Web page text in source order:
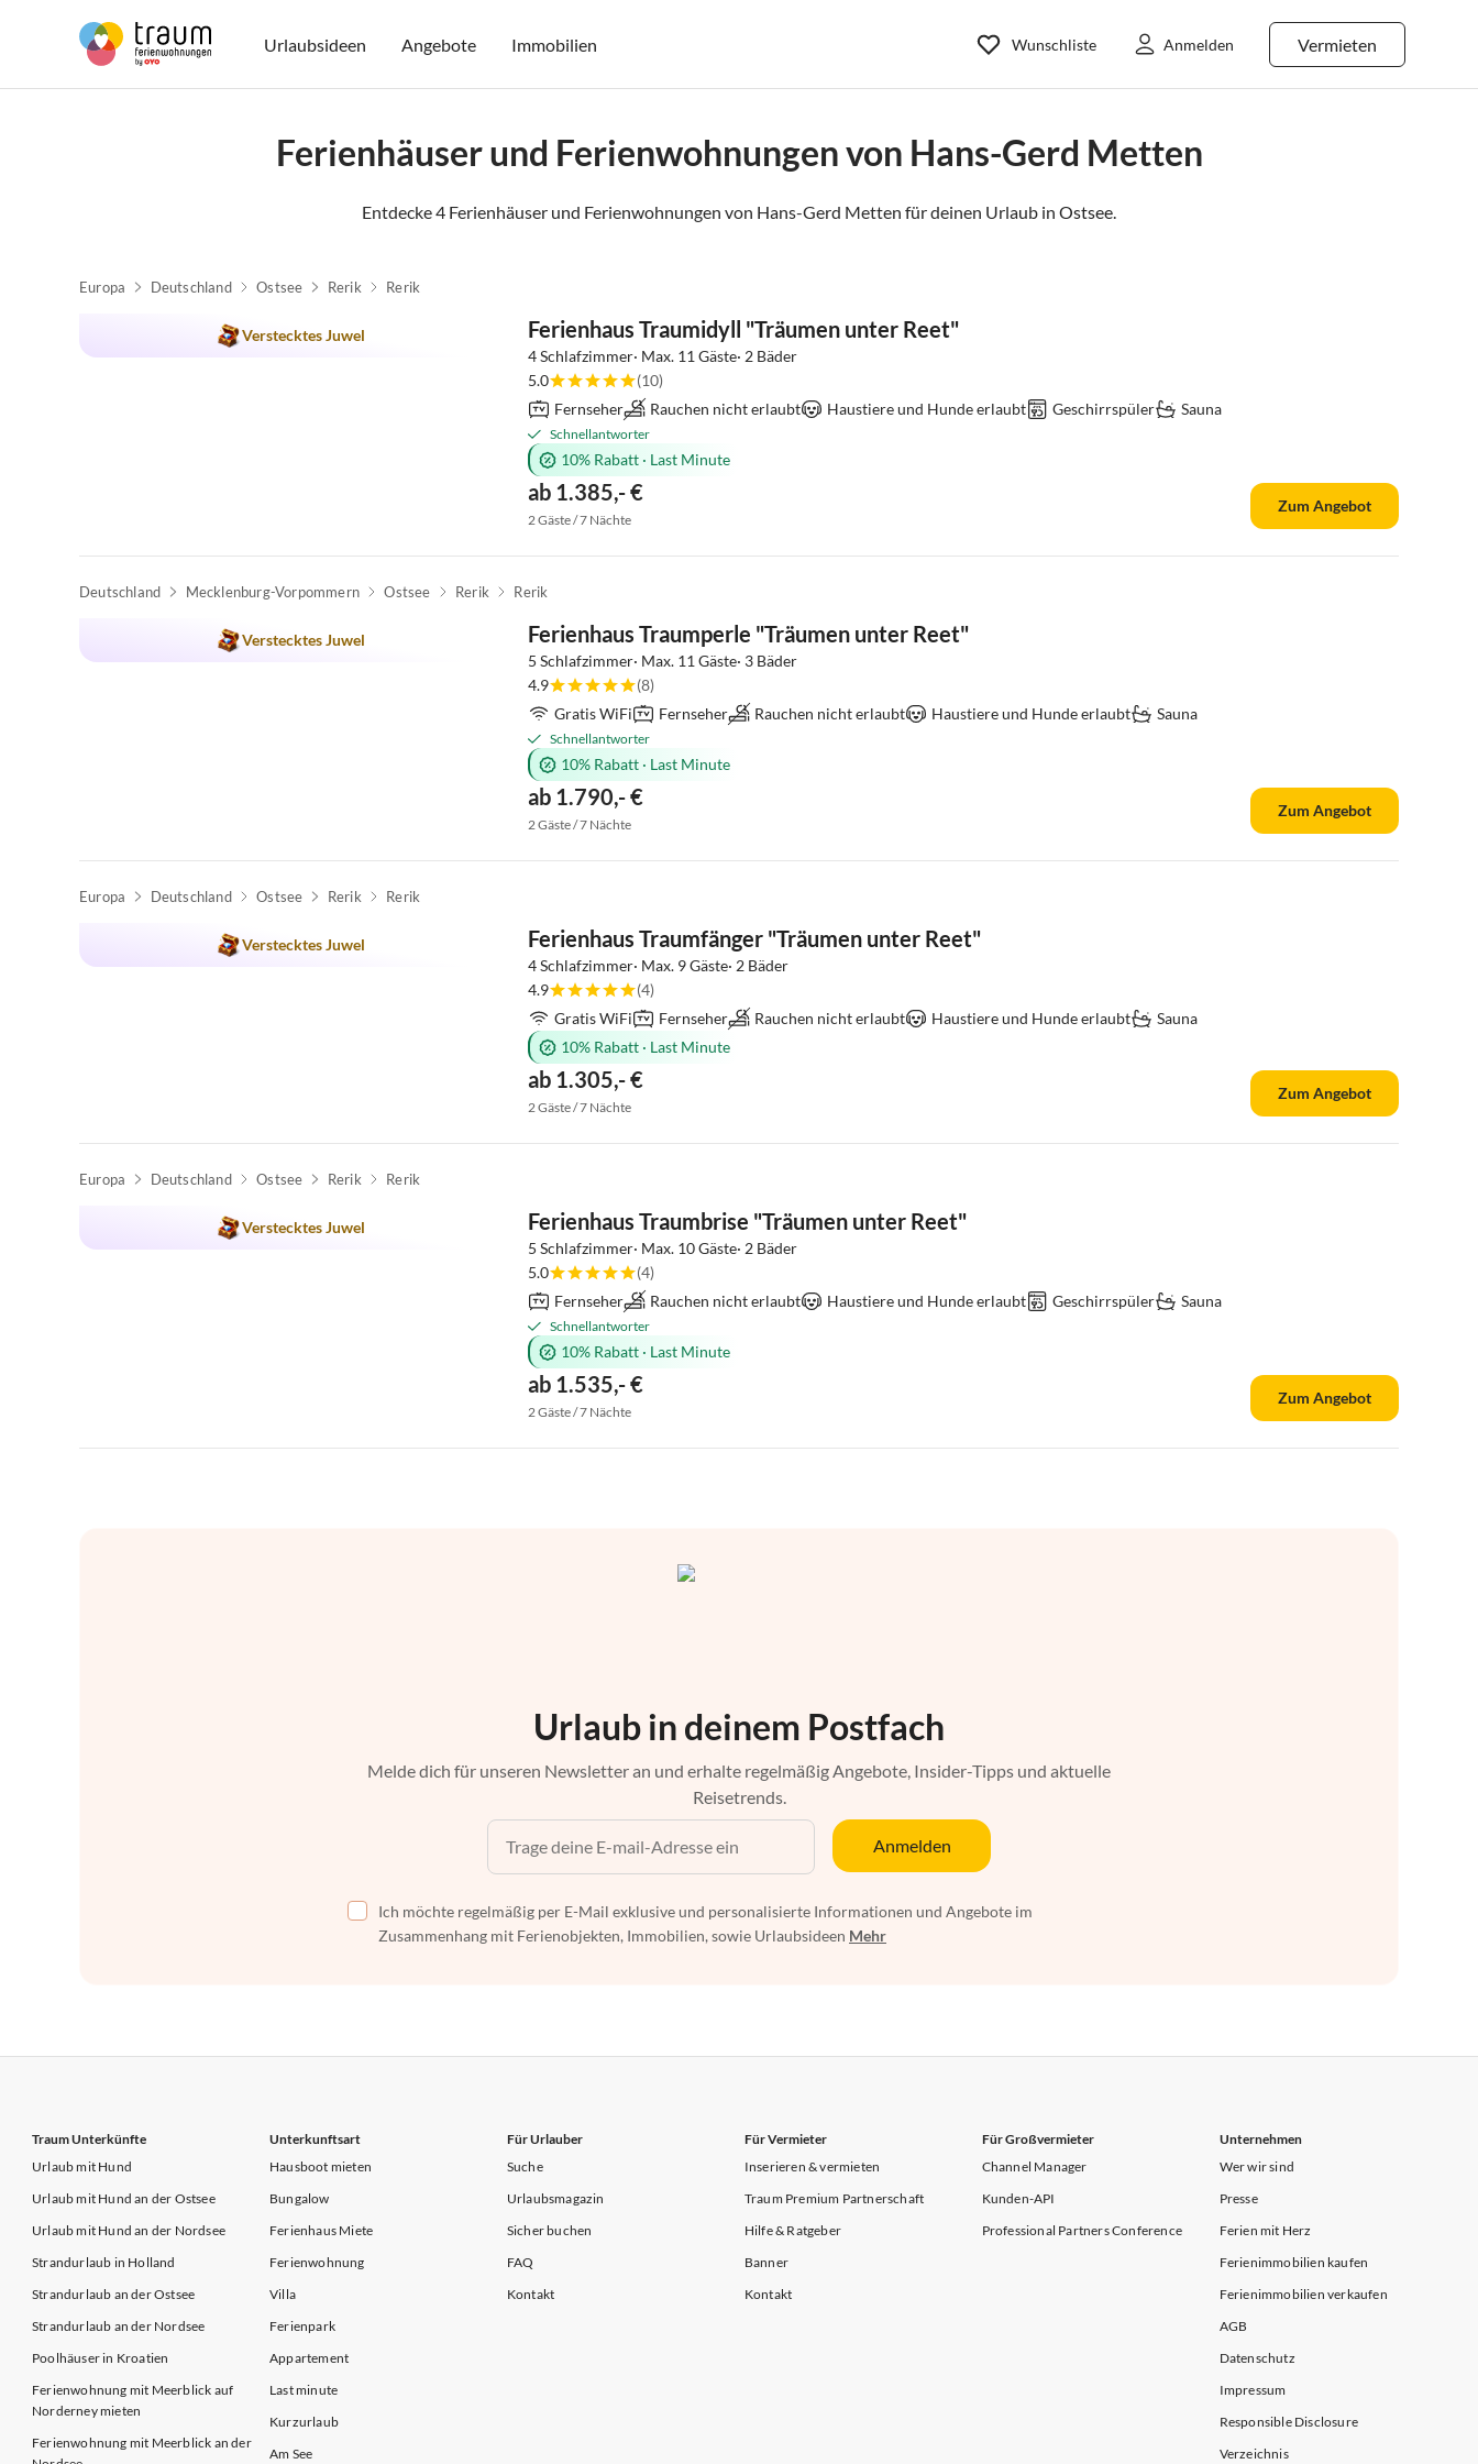
Urlaubsideen Angebote Immobilien Vermieten
Wunschliste Anmelden
Ferienhäuser und Ferienwohnungen von Hans-Gerd Metten
Entdecke 4 Ferienhäuser und Ferienwohnungen von Hans-Gerd Metten für deinen Urlaub in Ostsee.
Europa Deutschland Ostsee Rerik Rerik
Verstecktes Juwel Ferienhaus Traumidyll "Träumen unter Reet"
4 Schlafzimmer· Max. 11 Gäste· 2 Bäder
5.0
(10)
Fernseher
Rauchen nicht erlaubt Haustiere und Hunde erlaubt Geschirrspüler Sauna
Schnellantworter
10% Rabatt · Last Minute
ab 1.385,- €
2 Gäste / 7 Nächte
Zum Angebot
Deutschland Mecklenburg-Vorpommern Ostsee Rerik Rerik
Verstecktes Juwel Ferienhaus Traumperle "Träumen unter Reet"
5 Schlafzimmer· Max. 11 Gäste· 3 Bäder
4.9
(8)
Gratis WiFi
Fernseher Rauchen nicht erlaubt Haustiere und Hunde erlaubt Sauna
Schnellantworter
10% Rabatt · Last Minute
ab 1.790,- €
2 Gäste / 7 Nächte
Zum Angebot
Europa Deutschland Ostsee Rerik Rerik
Verstecktes Juwel Ferienhaus Traumfänger "Träumen unter Reet"
4 Schlafzimmer· Max. 9 Gäste· 2 Bäder
4.9
(4)
Gratis WiFi
Fernseher Rauchen nicht erlaubt Haustiere und Hunde erlaubt
Sauna
10% Rabatt · Last Minute
ab 1.305,- €
2 Gäste / 7 Nächte
Zum Angebot
Europa Deutschland Ostsee Rerik Rerik
Verstecktes Juwel Ferienhaus Traumbrise "Träumen unter Reet"
5 Schlafzimmer· Max. 10 Gäste· 2 Bäder
5.0
(4)
Fernseher
Rauchen nicht erlaubt Haustiere und Hunde erlaubt Geschirrspüler Sauna
Schnellantworter
10% Rabatt · Last Minute
ab 1.535,- €
2 Gäste / 7 Nächte
Zum Angebot
Urlaub in deinem Postfach
Melde dich für unseren Newsletter an und erhalte regelmäßig Angebote, Insider-Tipps und aktuelle
Reisetrends.
Anmelden
Ich möchte regelmäßig per E-Mail exklusive und personalisierte Informationen und Angebote im
Zusammenhang mit Ferienobjekten, Immobilien, sowie Urlaubsideen Mehr
Traum Unterkünfte
Urlaub mit Hund
Urlaub mit Hund an der Ostsee
Urlaub mit Hund an der Nordsee
Strandurlaub in Holland
Strandurlaub an der Ostsee
Strandurlaub an der Nordsee
Poolhäuser in Kroatien
Ferienwohnung mit Meerblick auf
Norderney mieten
Ferienwohnung mit Meerblick an der
Unterkunftsart
Hausboot mieten
Bungalow
Ferienhaus Miete
Ferienwohnung
Villa
Ferienpark
Appartement
Last minute
Kurzurlaub
Am See
Für Urlauber
Suche
Urlaubsmagazin
Sicher buchen
FAQ
Kontakt
Für Vermieter
Inserieren & vermieten
Traum Premium Partnerschaft
Hilfe & Ratgeber
Banner
Kontakt
Für Großvermieter
Channel Manager
Kunden-API
Professional Partners Conference
Unternehmen
Wer wir sind
Presse
Ferien mit Herz
Ferienimmobilien kaufen
Ferienimmobilien verkaufen
AGB
Datenschutz
Impressum
Responsible Disclosure
Verzeichnis